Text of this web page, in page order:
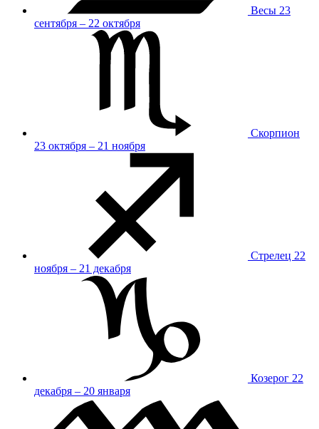
Весы 23
сентября – 22 октября
Скорпион
23 октября – 21 ноября
Стрелец 22
ноября – 21 декабря
Козерог 22
декабря – 20 января